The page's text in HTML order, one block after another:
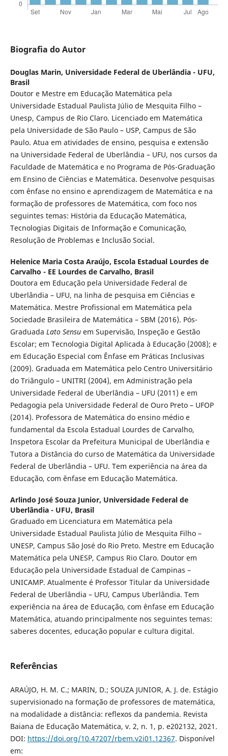
Biografia do Autor
Douglas Marin, Universidade Federal de Uberlândia - UFU,
Brasil
Doutor e Mestre em Educação Matemática pela
Universidade Estadual Paulista Júlio de Mesquita Filho –
Unesp, Campus de Rio Claro. Licenciado em Matemática
pela Universidade de São Paulo – USP, Campus de São
Paulo. Atua em atividades de ensino, pesquisa e extensão
na Universidade Federal de Uberlândia – UFU, nos cursos da
Faculdade de Matemática e no Programa de Pós-Graduação
em Ensino de Ciências e Matemática. Desenvolve pesquisas
com ênfase no ensino e aprendizagem de Matemática e na
formação de professores de Matemática, com foco nos
seguintes temas: História da Educação Matemática,
Tecnologias Digitais de Informação e Comunicação,
Resolução de Problemas e Inclusão Social.
Helenice Maria Costa Araújo, Escola Estadual Lourdes de
Carvalho - EE Lourdes de Carvalho, Brasil
Doutora em Educação pela Universidade Federal de
Uberlândia – UFU, na linha de pesquisa em Ciências e
Matemática. Mestre Profissional em Matemática pela
Sociedade Brasileira de Matemática – SBM (2016). Pós-
Graduada Lato Sensuem Supervisão, Inspeção e Gestão
Escolar; em Tecnologia Digital Aplicada à Educação (2008); e
em Educação Especial com Ênfase em Práticas Inclusivas
(2009). Graduada em Matemática pelo Centro Universitário
do Triângulo – UNITRI (2004), em Administração pela
Universidade Federal de Uberlândia – UFU (2011) e em
Pedagogia pela Universidade Federal de Ouro Preto – UFOP
(2014). Professora de Matemática do ensino médio e
fundamental da Escola Estadual Lourdes de Carvalho,
Inspetora Escolar da Prefeitura Municipal de Uberlândia e
Tutora a Distância do curso de Matemática da Universidade
Federal de Uberlândia – UFU. Tem experiência na área da
Educação, com ênfase em Educação Matemática.
Arlindo José Souza Junior, Universidade Federal de
Uberlândia - UFU, Brasil
Graduado em Licenciatura em Matemática pela
Universidade Estadual Paulista Júlio de Mesquita Filho –
UNESP, Campus São José do Rio Preto. Mestre em Educação
Matemática pela UNESP, Campus Rio Claro. Doutor em
Educação pela Universidade Estadual de Campinas –
UNICAMP. Atualmente é Professor Titular da Universidade
Federal de Uberlândia – UFU, Campus Uberlândia. Tem
experiência na área de Educação, com ênfase em Educação
Matemática, atuando principalmente nos seguintes temas:
saberes docentes, educação popular e cultura digital.
Referências
ARAÚJO, H. M. C.; MARIN, D.; SOUZA JUNIOR, A. J. de. Estágio
supervisionado na formação de professores de matemática,
na modalidade a distância: reflexos da pandemia. Revista
Baiana de Educação Matemática, v. 2, n. 1, p. e202132, 2021.
DOI: https://doi.org/10.47207/rbem.v2i01.12367. Disponível
em: